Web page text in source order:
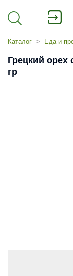
Каталог Еда и
Грецкий
гр